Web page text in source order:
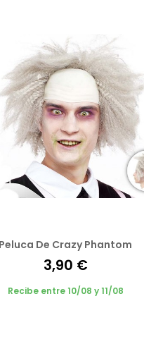
Peluca De Crazy Phantom
3,90 €
Recibe entre 10/08 y 11/08